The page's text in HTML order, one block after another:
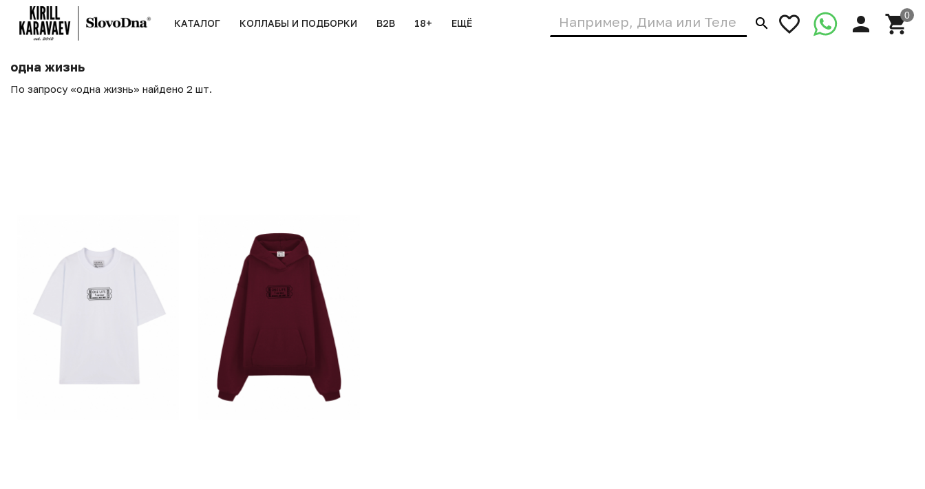
КАТАЛОГ КОЛЛАБЫ И ПОДБОРКИ B2B 18+ ЕЩЁ
одна жизнь
По запросу «одна жизнь» найдено 2 шт.